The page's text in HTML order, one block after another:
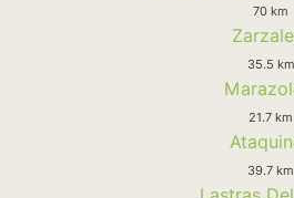
70 km
35.5 km
21.7 km
39.7 km